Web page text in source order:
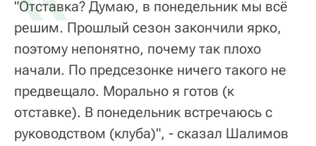
"Отставка? Думаю, в понедельник мы всё
решим. Прошлый сезон закончили ярко,
поэтому непонятно, почему так плохо
начали. По предсезонке ничего такого не
предвещало. Морально я готов (к
отставке). В понедельник встречаюсь с
руководством (клуба)", - сказал Шалимов